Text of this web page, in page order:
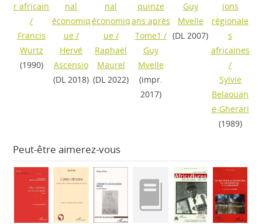
r africain
/
Francis
Wurtz
(1990)
nal
économiq
ue/
Hervé
Ascensio
(DL 2018)
nal
économiq
ue/
Raphaël
Maurel
(DL 2022)
quinze
ans après
Tome1 /
Guy
Mvelle
(impr.
2017)
Guy
Mvelle
(DL 2007)
ions
régionale
s
africaines
/
Sylvie
Belaouan
e-Gherari
(1989)
Peut-être aimerez-vous